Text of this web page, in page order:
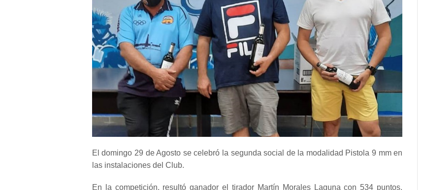
El domingo 29 de Agosto se celebró la segunda social de la modalidad Pistola 9 mm en
las instalaciones del Club.
En la competición, resultó ganador el tirador Martín Morales Laguna con 534 puntos.